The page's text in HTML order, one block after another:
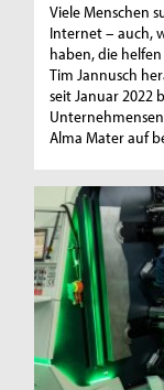
Viele Menschen
Internet – auch,
haben, die
Tim Jannusch
seit Januar 2022
Alma Mater auf